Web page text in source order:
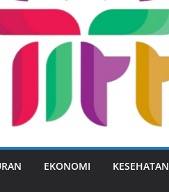
EKONOMI KESEHATAN